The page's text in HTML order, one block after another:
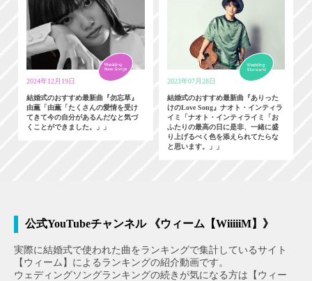
2024年12月19日
結婚式のおすすめ最新曲『勿忘草』
由薫「由薫「たくさんの愛情を受け
てきて今の自分があるんだなと気づ
くことができました。」」
2023年07月28日
結婚式のおすすめ最新曲『ありった
けのLove Song』ナオト・インティラ
イミ「ナオト・インティライミ「お
ふたりの最高の日に是非、一緒に盛
り上げるべく色を添えられてたらな
と思います。」」
公式YouTubeチャンネル 《ウィーム【WiiiiiM】》
実際に結婚式で使われた曲をランキングで集計しているサイト
【ウィーム】によるランキングの紹介動画です。
ウェディングソングランキングの続きが気になる方は【ウィー